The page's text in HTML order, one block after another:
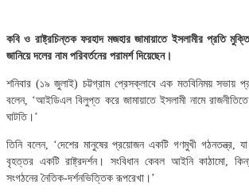
কবি ও রাষ্ট্রচিন্তক ফরহাদ মজহার জামায়াতে ইসলামীর প্রতি
জানিয়ে দলের নাম পরিবর্তনের পরামর্শ দিয়েছেন।
শনিবার (১৯ জুলাই) চট্টগ্রাম প্রেসক্লাবে এক মতবিনিময় সভায়
বলেন, ‘আইডিএল বিলুপ্ত করে জামায়াতে ইসলামী নামে রাজনীতিতে
ঘাটতি।’
তিনি বলেন, ‘দেশের মানুষের প্রয়োজন একটি গণমুখী গঠনতন্ত্র, যা
বৃহত্তর একটি রাষ্ট্রদর্শন। সংবিধান কেবল আইনি কাঠামো,
সংগঠনের নৈতিক-দর্শনভিত্তিক রূপরেখা।’